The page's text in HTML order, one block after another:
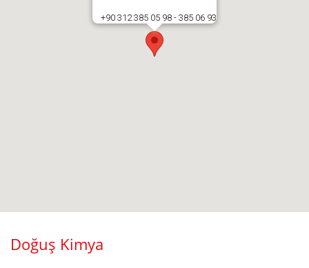
+90 312 385 05 98 - 385 06 93
Doğuş Kimya